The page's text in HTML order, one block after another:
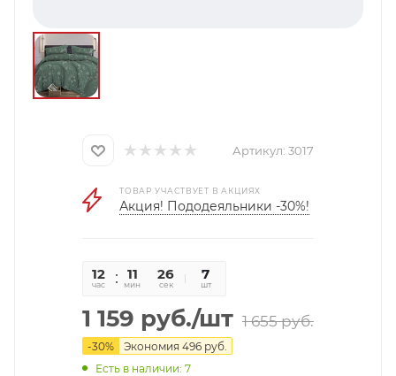
Артикул: 3017
ТОВАР УЧАСТВУЕТ В АКЦИЯХ
Акция! Пододеяльники -30%!
12
час
11
мин
26
сек
7
шт
1 159 руб./шт 1 655руб.
-30% Экономия 496 руб.
Есть в наличии: 7